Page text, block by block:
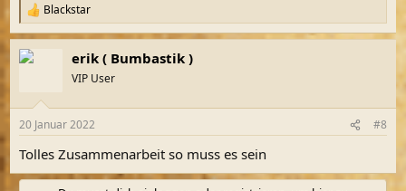
R
e
a
k
e
:
Blackstar
erik ( Bumbastik )
VIP User
20 Januar 2022 #8
Tolles Zusammenarbeit so muss es sein